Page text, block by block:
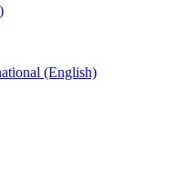
(English)